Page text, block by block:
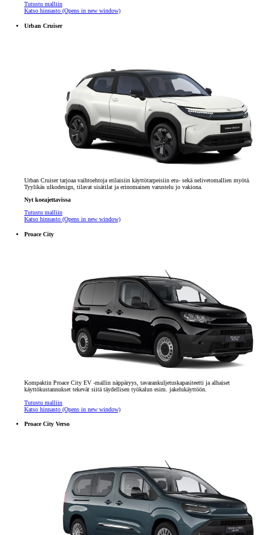
Tutustu malliin
Katso hinnasto (Opens in new window)
Urban Cruiser
Urban Cruiser tarjoaa vaihtoehtoja erilaisiin käyttötarpeisiin etu- sekä nelivetomallien myötä.
Tyylikäs ulkodesign, tilavat sisätilat ja erinomainen varustelu jo vakiona.
Nyt koeajettavissa
Tutustu malliin
Katso hinnasto (Opens in new window)
Proace City
Kompaktin Proace City EV -mallin näppäryys, tavarankuljetuskapasiteetti ja alhaiset
käyttökustannukset tekevät siitä täydellisen työkalun esim. jakelukäyttöön.
Tutustu malliin
Katso hinnasto (Opens in new window)
Proace City Verso